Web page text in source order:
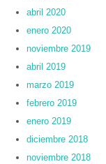
abril 2020
enero 2020
noviembre 2019
abril 2019
marzo 2019
febrero 2019
enero 2019
diciembre 2018
noviembre 2018